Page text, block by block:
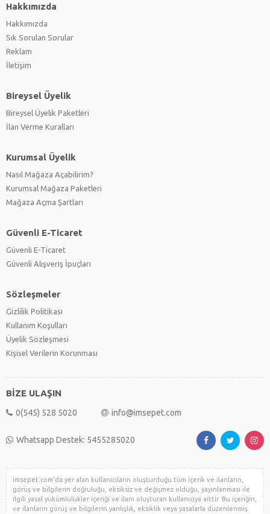
Hakkımızda
Hakkımızda
Sık Sorulan Sorular
Reklam
İletişim
Bireysel Üyelik
Bireysel Üyelik Paketleri
İlan Verme Kuralları
Kurumsal Üyelik
Nasıl Mağaza Açabilirim?
Kurumsal Mağaza Paketleri
Mağaza Açma Şartları
Güvenli E-Ticaret
Güvenli E-Ticaret
Güvenli Alışveriş İpuçları
Sözleşmeler
Gizlilik Politikası
Kullanım Koşulları
Üyelik Sözleşmesi
Kişisel Verilerin Korunması
BİZE ULAŞIN
0(545) 528 5020 info@imsepet.com
Whatsapp Destek: 5455285020
imsepet.com'da yer alan kullanıcıların oluşturduğu tüm içerik ve ilanların,
görüş ve bilgilerin doğruluğu, eksiksiz ve değişmez olduğu, yayınlanması ile
ilgili yasal yükümlülükler içeriği ve ilanı oluşturan kullanıcıya aittir. Bu içeriğin,
ve ilanların görüş ve bilgilerin yanlışlık, eksiklik veya yasalarla düzenlenmiş